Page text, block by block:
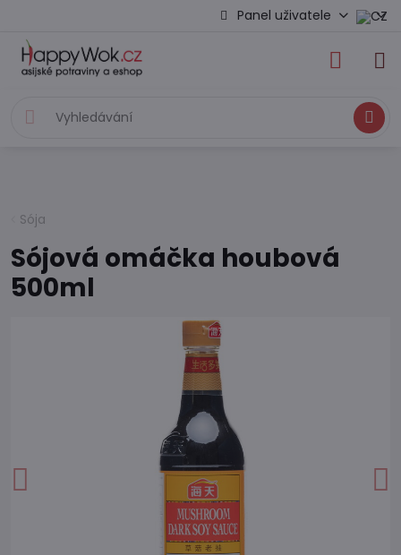
Panel uživatele
Hledat
Sója
Sójová omáčka houbová
500ml